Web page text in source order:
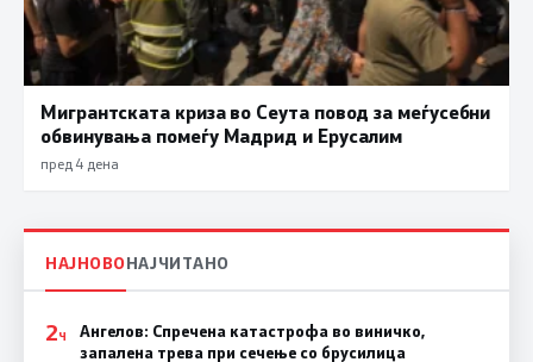
Мигрантската криза во Сеута повод за меѓусебни
обвинувања помеѓу Мадрид и Ерусалим
пред 4 дена
НАЈНОВОНАЈЧИТАНО
2Ч
Ангелов: Спречена катастрофа во виничко,
запалена трева при сечење со брусилица